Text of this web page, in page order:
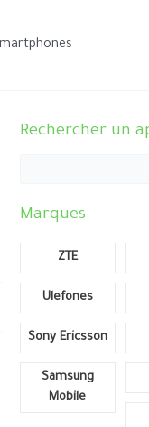
Rechercher un
Marques
ZTE
Ulefones
Sony Ericsson
Samsung
Mobile